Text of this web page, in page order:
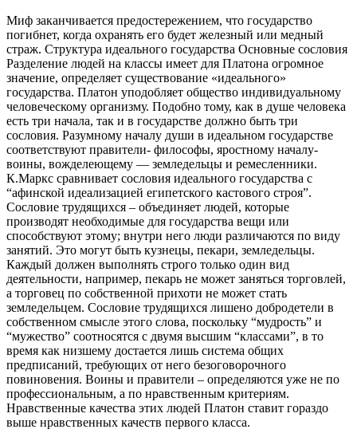
Миф заканчивается предостережением, что государство
погибнет, когда охранять его будет железный или медный
страж. Структура идеального государства Основные сословия
Разделение людей на классы имеет для Платона огромное
значение, определяет существование «идеального»
государства. Платон уподобляет общество индивидуальному
человеческому организму. Подобно тому, как в душе человека
есть три начала, так и в государстве должно быть три
сословия. Разумному началу души в идеальном государстве
соответствуют правители- философы, яростному началу-
воины, вожделеющему — земледельцы и ремесленники.
К.Маркс сравнивает сословия идеального государства с
“афинской идеализацией египетского кастового строя”.
Сословие трудящихся – объединяет людей, которые
производят необходимые для государства вещи или
способствуют этому; внутри него люди различаются по виду
занятий. Это могут быть кузнецы, пекари, земледельцы.
Каждый должен выполнять строго только один вид
деятельности, например, пекарь не может заняться торговлей,
а торговец по собственной прихоти не может стать
земледельцем. Сословие трудящихся лишено добродетели в
собственном смысле этого слова, поскольку “мудрость” и
“мужество” соотносятся с двумя высшим “классами”, в то
время как низшему достается лишь система общих
предписаний, требующих от него безоговорочного
повиновения. Воины и правители – определяются уже не по
профессиональным, а по нравственным критериям.
Нравственные качества этих людей Платон ставит гораздо
выше нравственных качеств первого класса.